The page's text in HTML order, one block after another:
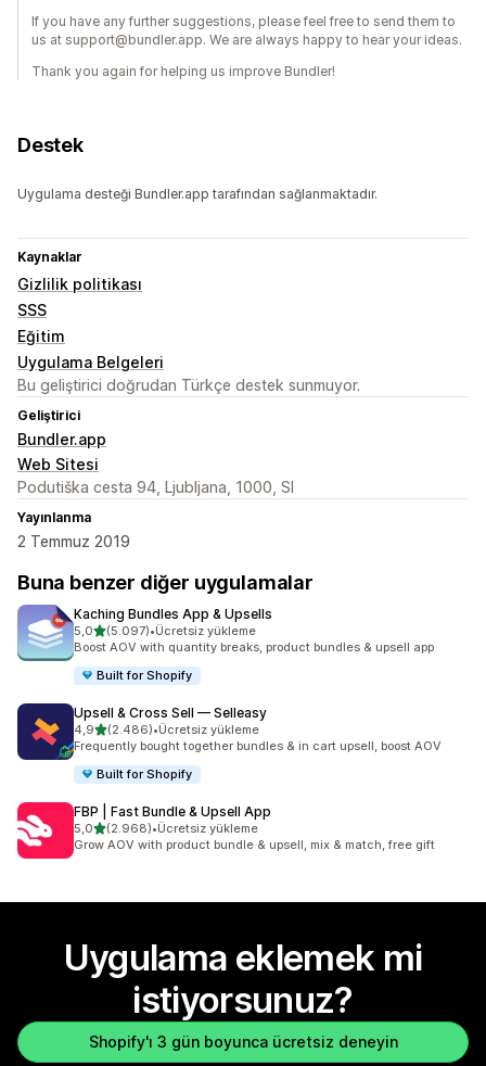
If you have any further suggestions, please feel free to send them to
us at support@bundler.app. We are always happy to hear your ideas.
Thank you again for helping us improve Bundler!
Destek
Uygulama desteği Bundler.app tarafından sağlanmaktadır.
Kaynaklar
Gizlilik politikası
SSS
Eğitim
Uygulama Belgeleri
Bu geliştirici doğrudan Türkçe destek sunmuyor.
Geliştirici
Bundler.app
Web Sitesi
Podutiška cesta 94, Ljubljana, 1000, SI
Yayınlanma
2 Temmuz 2019
Buna benzer diğer uygulamalar
Kaching Bundles App & Upsells
5,05 yıldız üzerinden
(5.097)
toplam 5097 değerlendirme
•Ücretsiz yükleme
Boost AOV with quantity breaks, product bundles & upsell app
Built for Shopify
Upsell & Cross Sell — Selleasy
4,95 yıldız üzerinden
(2.486)
toplam 2486 değerlendirme
•Ücretsiz yükleme
Frequently bought together bundles & in cart upsell, boost AOV
Built for Shopify
FBP | Fast Bundle & Upsell App
5,05 yıldız üzerinden
(2.968)
toplam 2968 değerlendirme
•Ücretsiz yükleme
Grow AOV with product bundle & upsell, mix & match, free gift
Uygulama eklemek mi
istiyorsunuz?
Shopify'ı 3 gün boyunca ücretsiz deneyin